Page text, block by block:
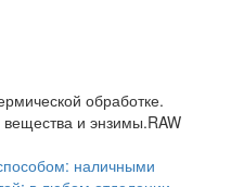
обработке.
и энзимы.RAW
наличными